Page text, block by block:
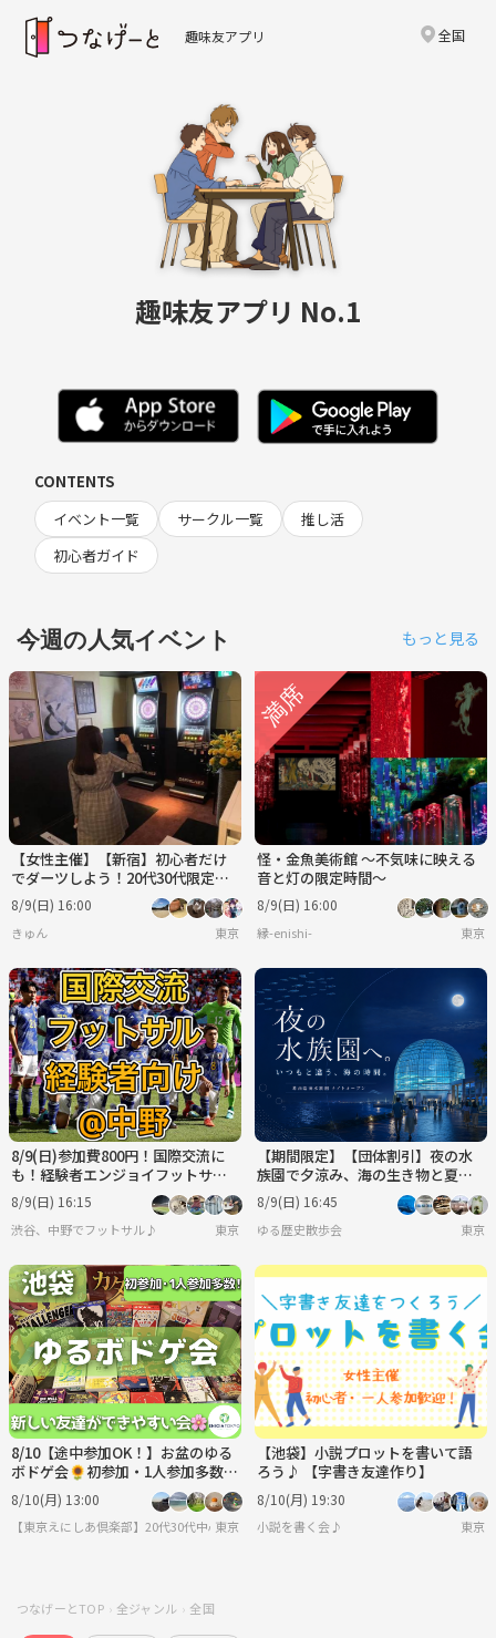
趣味友アプリ 全国
趣味友アプリ No.1
CONTENTS
イベント一覧
サークル一覧
推し活
初心者ガイド
今週の人気イベント もっと見る
【女性主催】【新宿】初心者だけ
でダーツしよう！20代30代限定🍊
🍊
8/9(日) 16:00
きゅん 東京
怪・金魚美術館 ～不気味に映える
音と灯の限定時間～
8/9(日) 16:00
縁-enishi- 東京
8/9(日)参加費800円！国際交流に
も！経験者エンジョイフットサル
@中野
8/9(日) 16:15
渋谷、中野でフットサル♪ 東京
【期間限定】【団体割引】夜の水
族園で夕涼み、海の生き物と夏の
ひんやり時間を楽しもう🐟✨
8/9(日) 16:45
ゆる歴史散歩会 東京
8/10【途中参加OK！】お盆のゆる
ボドゲ会🌻初参加・1人参加多数
✨夏の交流イベント♫
8/10(月) 13:00
【東京えにしあ倶楽部】20代30代中心！社会人のための“もうひとつの居場所”
東京
【池袋】小説プロットを書いて語
ろう♪ 【字書き友達作り】
8/10(月) 19:30
小説を書く会♪ 東京
つなげーとTOP 全ジャンル 全国